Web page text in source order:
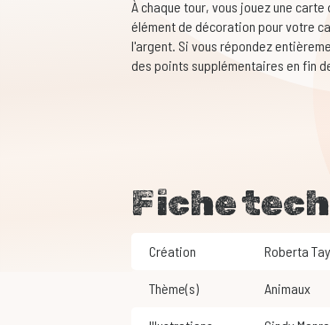
À chaque tour, vous jouez une
élément de décoration pour votre
l'argent. Si vous répondez
des points supplémentaires en fin
Fiche
Création Roberta
Thème(s) Animaux